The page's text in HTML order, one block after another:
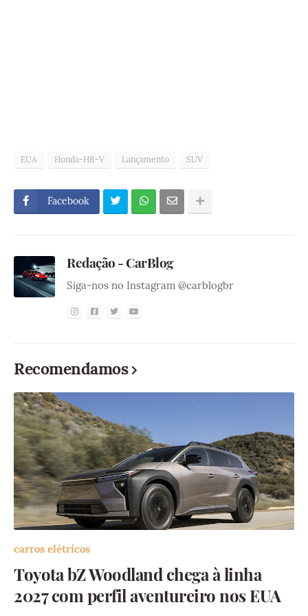
EUA Honda-HR-V Lançamento SUV
Facebook
Redação - CarBlog
Siga-nos no Instagram @carblogbr
Recomendamos
carros elétricos
Toyota bZ Woodland chega à linha
2027 com perfil aventureiro nos EUA